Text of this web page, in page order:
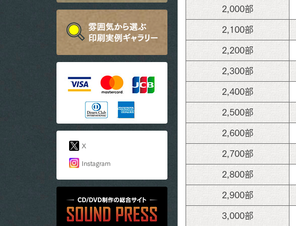
X
Instagram
2,000部
2,100部
2,200部
2,300部
2,400部
2,500部
2,600部
2,700部
2,800部
2,900部
3,000部